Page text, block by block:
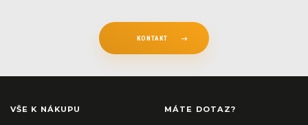
KONTAKT
VŠE K NÁKUPU MÁTE DOTAZ?